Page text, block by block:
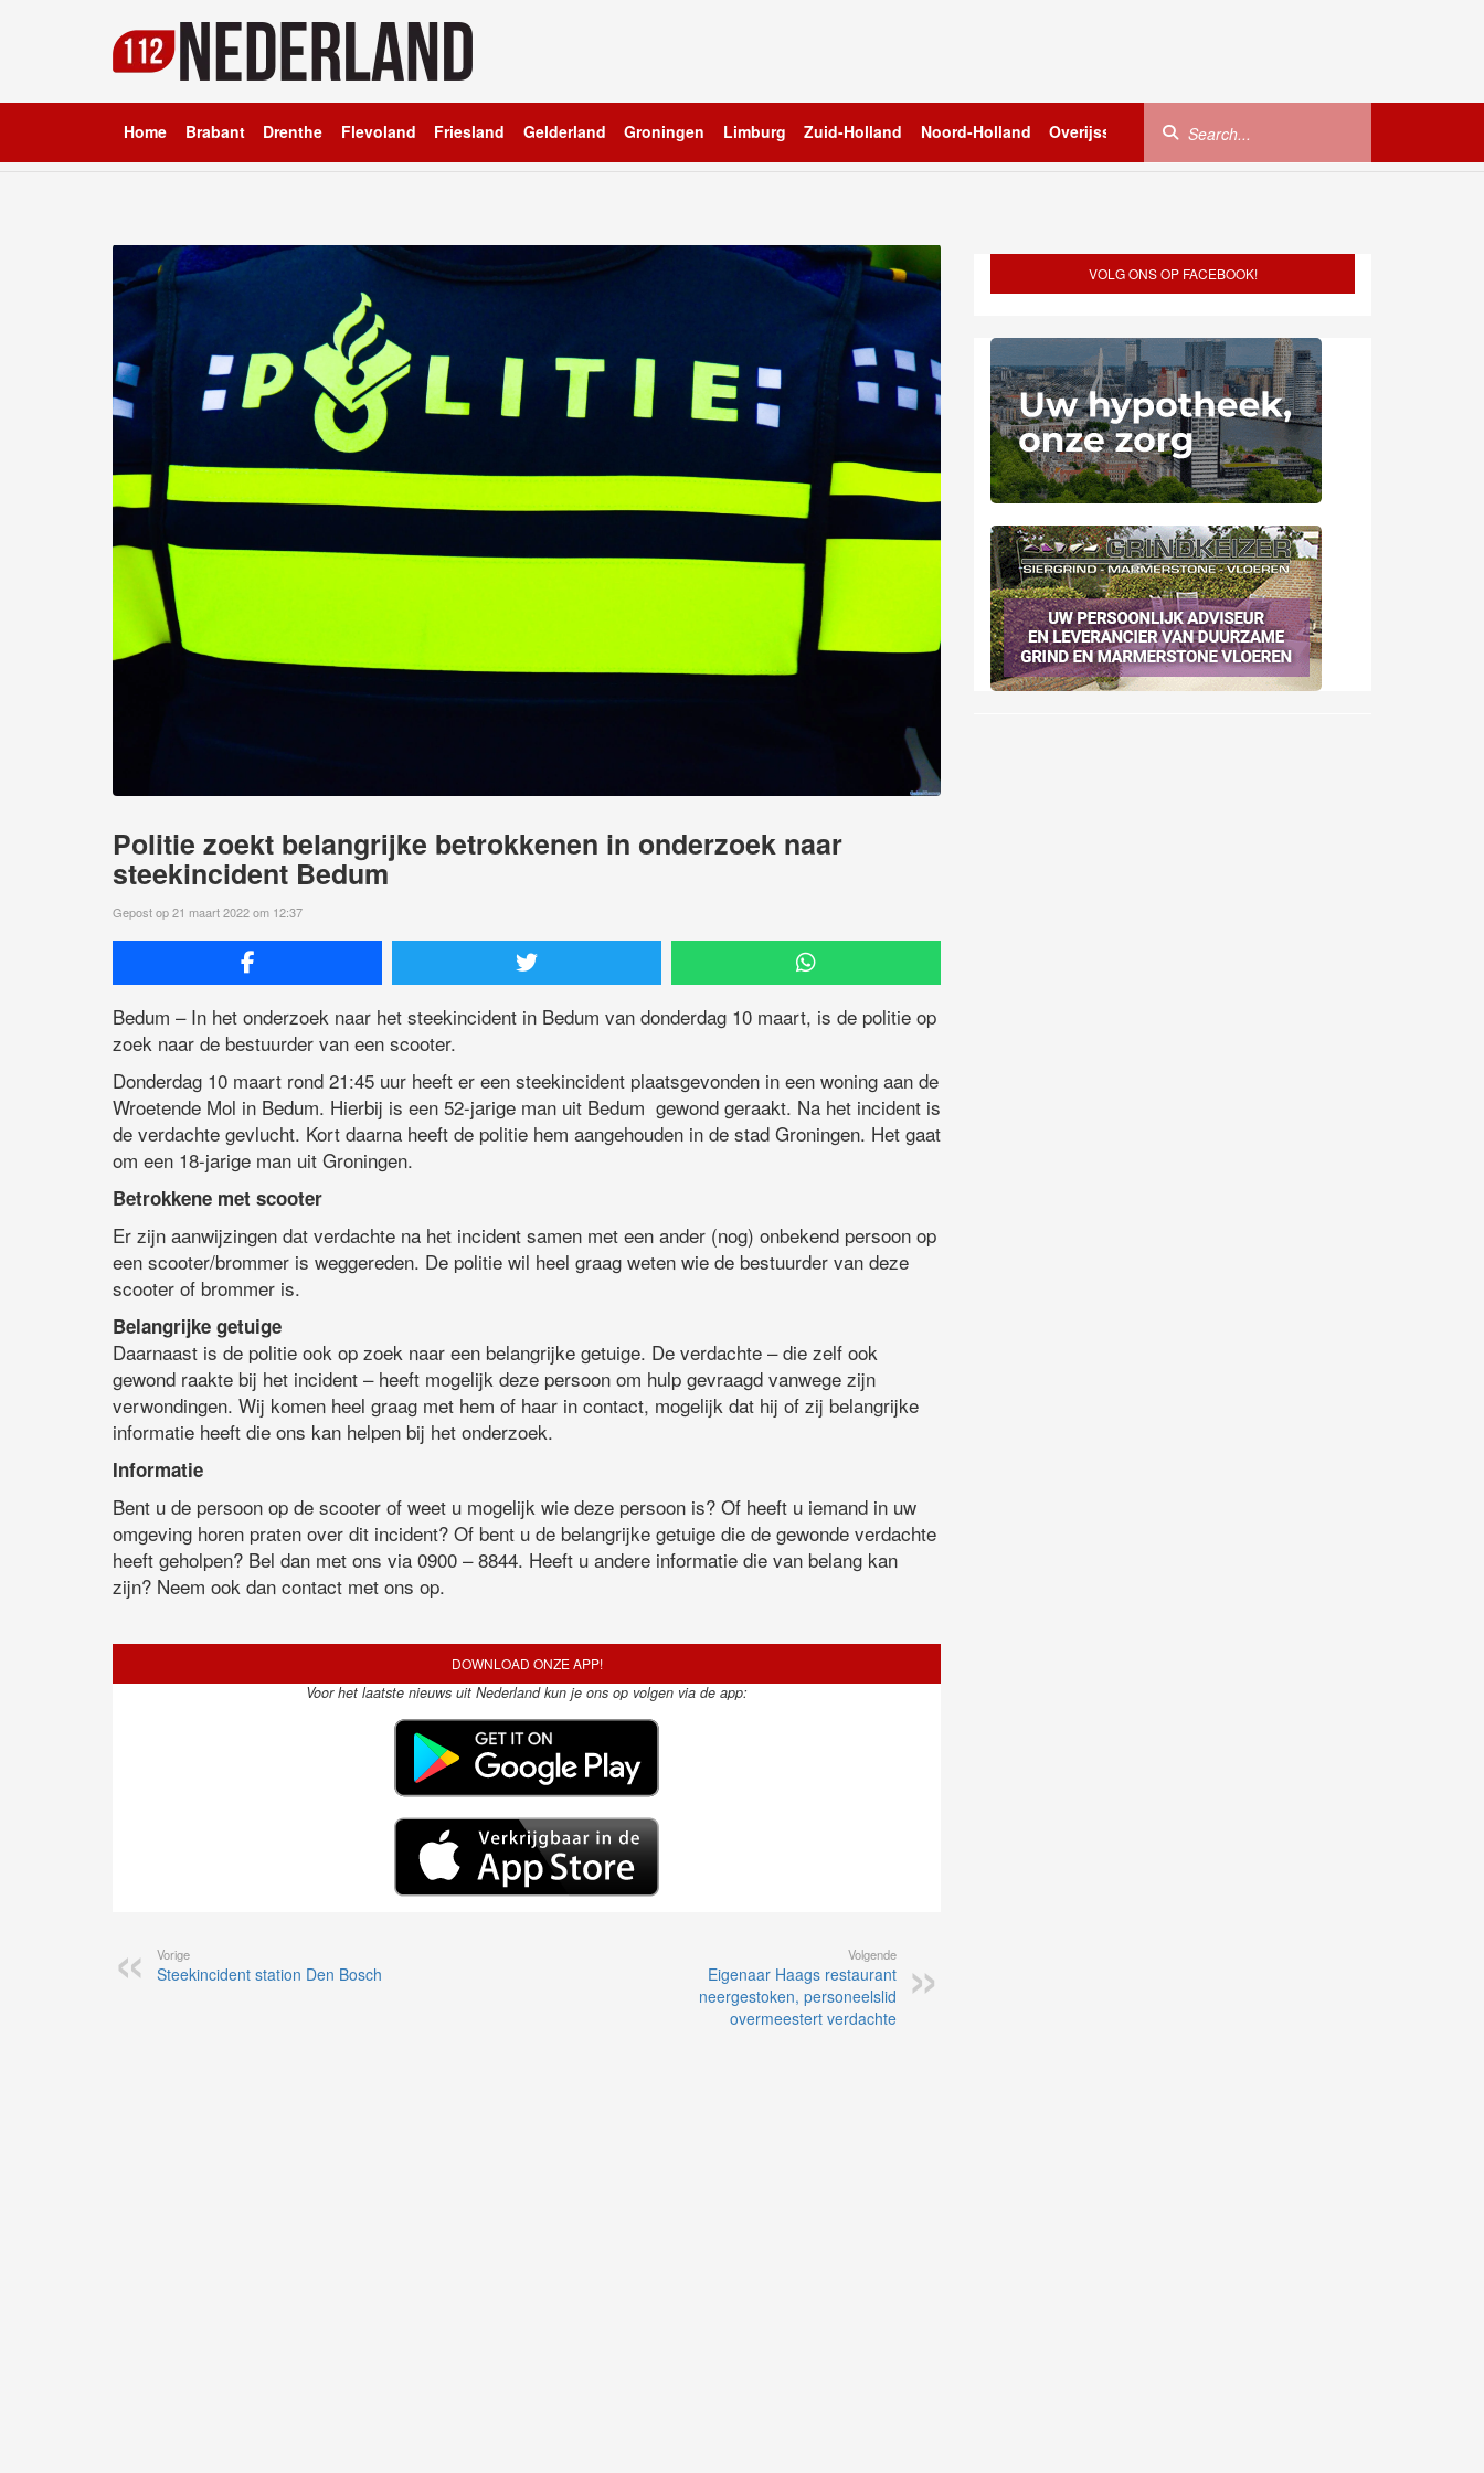
Home Brabant Drenthe Flevoland Friesland Gelderland Groningen Limburg Zuid-Holland Noord-Holland Overijssel Utrecht Zeeland
Politie zoekt belangrijke betrokkenen in onderzoek naar
steekincident Bedum
Gepost op 21 maart 2022 om 12:37
Bedum – In het onderzoek naar het steekincident in Bedum van donderdag 10 maart, is de politie op
zoek naar de bestuurder van een scooter.
Donderdag 10 maart rond 21:45 uur heeft er een steekincident plaatsgevonden in een woning aan de
Wroetende Mol in Bedum. Hierbij is een 52-jarige man uit Bedum gewond geraakt. Na het incident is
de verdachte gevlucht. Kort daarna heeft de politie hem aangehouden in de stad Groningen. Het gaat
om een 18-jarige man uit Groningen.
Betrokkene met scooter
Er zijn aanwijzingen dat verdachte na het incident samen met een ander (nog) onbekend persoon op
een scooter/brommer is weggereden. De politie wil heel graag weten wie de bestuurder van deze
scooter of brommer is.
Belangrijke getuige
Daarnaast is de politie ook op zoek naar een belangrijke getuige. De verdachte – die zelf ook
gewond raakte bij het incident – heeft mogelijk deze persoon om hulp gevraagd vanwege zijn
verwondingen. Wij komen heel graag met hem of haar in contact, mogelijk dat hij of zij belangrijke
informatie heeft die ons kan helpen bij het onderzoek.
Informatie
Bent u de persoon op de scooter of weet u mogelijk wie deze persoon is? Of heeft u iemand in uw
omgeving horen praten over dit incident? Of bent u de belangrijke getuige die de gewonde verdachte
heeft geholpen? Bel dan met ons via 0900 – 8844. Heeft u andere informatie die van belang kan
zijn? Neem ook dan contact met ons op.
DOWNLOAD ONZE APP!
Voor het laatste nieuws uit Nederland kun je ons op volgen via de app:
Vorige
Steekincident station Den Bosch
Volgende
Eigenaar Haags restaurant
neergestoken, personeelslid
overmeestert verdachte
VOLG ONS OP FACEBOOK!